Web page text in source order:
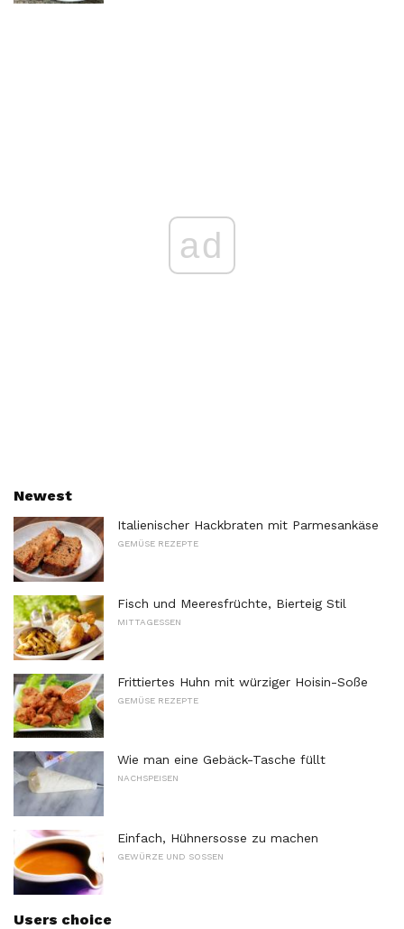
ad
Newest
Italienischer Hackbraten mit Parmesankäse
GEMÜSE REZEPTE
Fisch und Meeresfrüchte, Bierteig Stil
MITTAGESSEN
Frittiertes Huhn mit würziger Hoisin-Soße
GEMÜSE REZEPTE
Wie man eine Gebäck-Tasche füllt
NACHSPEISEN
Einfach, Hühnersosse zu machen
GEWÜRZE UND SOSSEN
Users choice